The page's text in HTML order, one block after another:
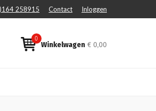
258915 Contact Inloggen
Winkelwagen € 0,00
0